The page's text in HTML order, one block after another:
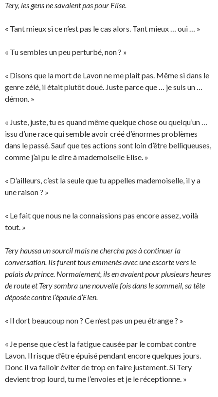
Tery, les gens ne savaient pas pour Elise.
« Tant mieux si ce n’est pas le cas alors. Tant mieux … oui … »
« Tu sembles un peu perturbé, non ? »
« Disons que la mort de Lavon ne me plait pas. Même si dans le
genre zélé, il était plutôt doué. Juste parce que … je suis un …
démon. »
« Juste, juste, tu es quand même quelque chose ou quelqu’un …
issu d’une race qui semble avoir créé d’énormes problèmes
dans le passé. Sauf que tes actions sont loin d’être belliqueuses,
comme j’ai pu le dire à mademoiselle Elise. »
« D’ailleurs, c’est la seule que tu appelles mademoiselle, il y a
une raison ? »
« Le fait que nous ne la connaissions pas encore assez, voilà
tout. »
Tery haussa un sourcil mais ne chercha pas à continuer la
conversation. Ils furent tous emmenés avec une escorte vers le
palais du prince. Normalement, ils en avaient pour plusieurs heures
de route et Tery sombra une nouvelle fois dans le sommeil, sa tête
déposée contre l’épaule d’Elen.
« Il dort beaucoup non ? Ce n’est pas un peu étrange ? »
« Je pense que c’est la fatigue causée par le combat contre
Lavon. Il risque d’être épuisé pendant encore quelques jours.
Donc il va falloir éviter de trop en faire justement. Si Tery
devient trop lourd, tu me l’envoies et je le réceptionne. »